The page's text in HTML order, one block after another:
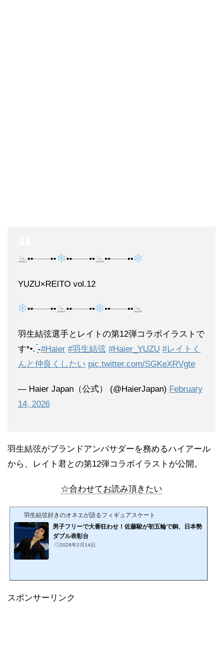
••┈┈••‍ ••┈┈•• ••┈┈••‍
YUZU×REITO vol.12
••┈┈•• ••┈┈••‍ ••┈┈••
羽生結弦選手とレイトの第12弾コラボイラストで
す*•. ̖́-#Haier #羽生結弦 #Haier_YUZU #レイトく
んと仲良くしたい pic.twitter.com/SGKeXRVgte
— Haier Japan（公式） (@HaierJapan) February
14, 2026
羽生結弦がブランドアンバサダーを務めるハイアール
から、レイト君との第12弾コラボイラストが公開。
☆合わせてお読み頂きたい
羽生結弦好きのオネエが語るフィギュアスケート
男子フリーで大番狂わせ！佐藤駿が初五輪で銅、日本勢
ダブル表彰台
2026年2月14日
スポンサーリンク